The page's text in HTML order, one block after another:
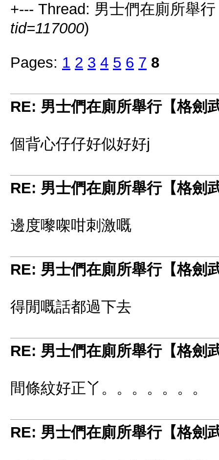
+--- Thread: 男士們在廁所舉
tid=117000)
Pages: 1 2 3 4 5 6 7 8
RE: 男士們在廁所舉行【格劍
個背心仔仔好似好好j
RE: 男士們在廁所舉行【格劍
邊度嚟㗎咁刺激嘅
RE: 男士們在廁所舉行【格劍
得閒嘅話都過下去
RE: 男士們在廁所舉行【格劍
間條紋好正丫。。。。。。。
RE: 男士們在廁所舉行【格劍